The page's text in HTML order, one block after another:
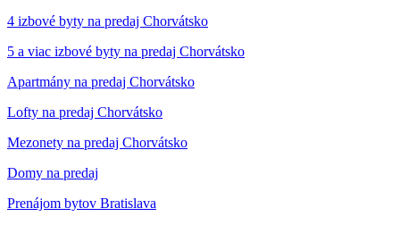
4 izbové byty na predaj Chorvátsko
5 a viac izbové byty na predaj Chorvátsko
Apartmány na predaj Chorvátsko
Lofty na predaj Chorvátsko
Mezonety na predaj Chorvátsko
Domy na predaj
Prenájom bytov Bratislava